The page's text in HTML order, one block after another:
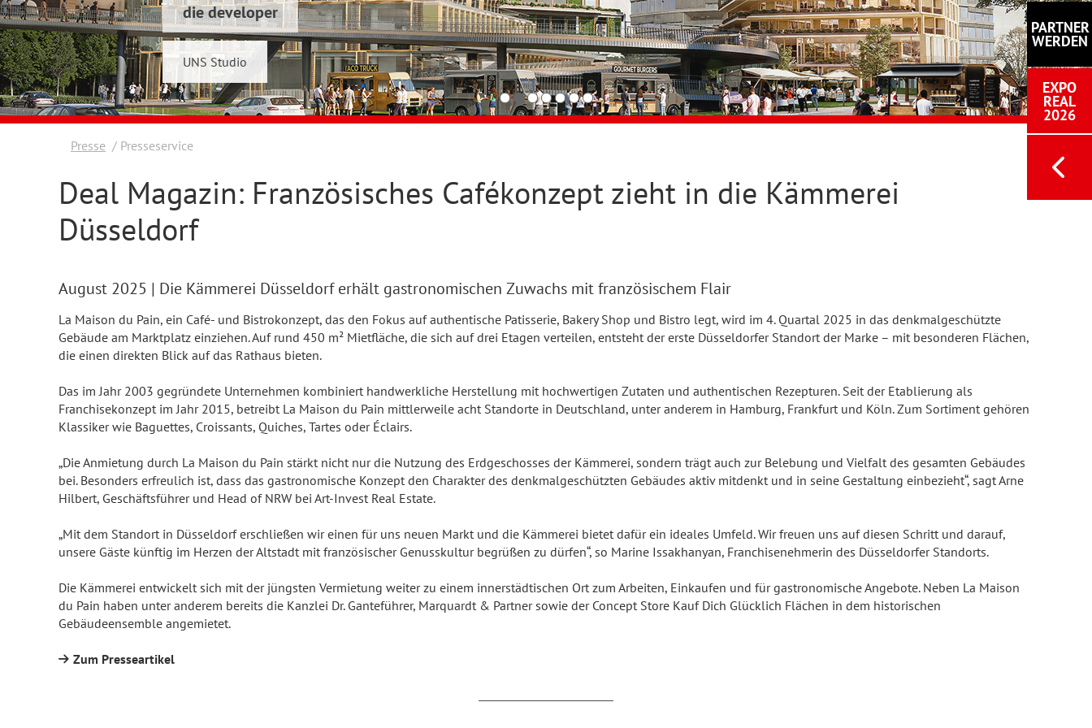
PARTNER
WERDEN
EXPO
REAL
2026
die developer
UNS Studio
Schwelmer7 GmbH
Konrad & Wennemar
Presse Presseservice
Deal Magazin: Französisches Cafékonzept zieht in die Kämmerei
Düsseldorf
August 2025 | Die Kämmerei Düsseldorf erhält gastronomischen Zuwachs mit französischem Flair
La Maison du Pain, ein Café- und Bistrokonzept, das den Fokus auf authentische Patisserie, Bakery Shop und Bistro legt, wird im 4. Quartal 2025 in das denkmalgeschützte
Gebäude am Marktplatz einziehen. Auf rund 450 m² Mietfläche, die sich auf drei Etagen verteilen, entsteht der erste Düsseldorfer Standort der Marke – mit besonderen Flächen,
die einen direkten Blick auf das Rathaus bieten.
Das im Jahr 2003 gegründete Unternehmen kombiniert handwerkliche Herstellung mit hochwertigen Zutaten und authentischen Rezepturen. Seit der Etablierung als
Franchisekonzept im Jahr 2015, betreibt La Maison du Pain mittlerweile acht Standorte in Deutschland, unter anderem in Hamburg, Frankfurt und Köln. Zum Sortiment gehören
Klassiker wie Baguettes, Croissants, Quiches, Tartes oder Éclairs.
„Die Anmietung durch La Maison du Pain stärkt nicht nur die Nutzung des Erdgeschosses der Kämmerei, sondern trägt auch zur Belebung und Vielfalt des gesamten Gebäudes
bei. Besonders erfreulich ist, dass das gastronomische Konzept den Charakter des denkmalgeschützten Gebäudes aktiv mitdenkt und in seine Gestaltung einbezieht“, sagt Arne
Hilbert, Geschäftsführer und Head of NRW bei Art-Invest Real Estate.
„Mit dem Standort in Düsseldorf erschließen wir einen für uns neuen Markt und die Kämmerei bietet dafür ein ideales Umfeld. Wir freuen uns auf diesen Schritt und darauf,
unsere Gäste künftig im Herzen der Altstadt mit französischer Genusskultur begrüßen zu dürfen“, so Marine Issakhanyan, Franchisenehmerin des Düsseldorfer Standorts.
Die Kämmerei entwickelt sich mit der jüngsten Vermietung weiter zu einem innerstädtischen Ort zum Arbeiten, Einkaufen und für gastronomische Angebote. Neben La Maison
du Pain haben unter anderem bereits die Kanzlei Dr. Ganteführer, Marquardt & Partner sowie der Concept Store Kauf Dich Glücklich Flächen in dem historischen
Gebäudeensemble angemietet.
Zum Presseartikel